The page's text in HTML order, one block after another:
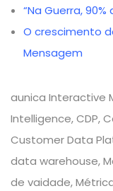
“Na Guerra,
O crescimento
Mensagem
aunica Interactive
Intelligence,CDP,
Customer Data
data warehouse,
de vaidade,